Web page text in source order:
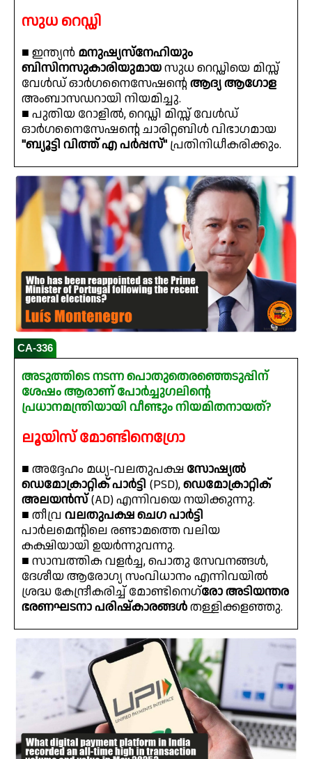
സുധ റെഡ്ഡി
■ ഇന്ത്യൻ മനുഷ്യസ്‌നേഹിയും
ബിസിനസുകാരിയുമായസുധ റെഡ്ഡിയെ മിസ്സ്
വേൾഡ് ഓർഗനൈസേഷന്റെആദ്യ ആഗോള
അംബാസഡറായി നിയമിച്ചു.
■ പുതിയ റോളിൽ, റെഡ്ഡി മിസ്സ് വേൾഡ്
ഓർഗനൈസേഷന്റെ ചാരിറ്റബിൾ വിഭാഗമായ
"ബ്യൂട്ടി വിത്ത് എ പർപ്പസ്" പ്രതിനിധീകരിക്കും.
CA-336
അടുത്തിടെ നടന്ന പൊതുതെരഞ്ഞെടുപ്പിന്
ശേഷം ആരാണ് പോർച്ചുഗലിന്റെ
പ്രധാനമന്ത്രിയായി വീണ്ടും നിയമിതനായത്?
ലൂയിസ് മോണ്ടിനെഗ്രോ
■ അദ്ദേഹം മധ്യ-വലതുപക്ഷ സോഷ്യൽ
ഡെമോക്രാറ്റിക് പാർട്ടി (PSD),ഡെമോക്രാറ്റിക്
അലയൻസ്(AD) എന്നിവയെ നയിക്കുന്നു.
■ തീവ്ര വലതുപക്ഷ ചെഗ പാർട്ടി
പാർലമെന്റിലെ രണ്ടാമത്തെ വലിയ
കക്ഷിയായി ഉയർന്നുവന്നു.
■ സാമ്പത്തിക വളർച്ച, പൊതു സേവനങ്ങൾ,
ദേശീയ ആരോഗ്യ സംവിധാനം എന്നിവയിൽ
ശ്രദ്ധ കേന്ദ്രീകരിച്ച് മോണ്ടിനെഗ്രോ അടിയന്തര
ഭരണഘടനാ പരിഷ്കാരങ്ങൾതള്ളിക്കളഞ്ഞു.